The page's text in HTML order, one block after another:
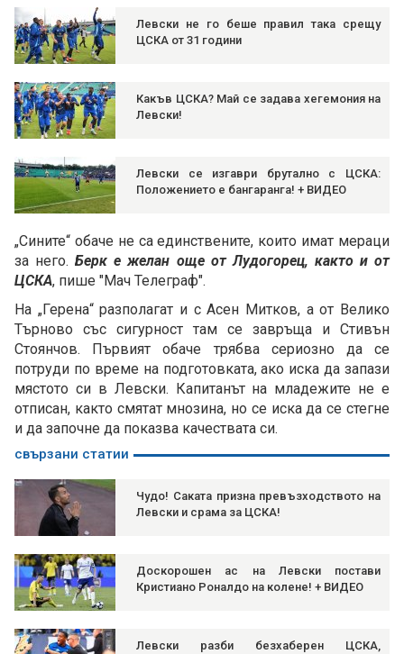
Левски не го беше правил така срещу
ЦСКА от 31 години
Какъв ЦСКА? Май се задава хегемония на
Левски!
Левски се изгаври брутално с ЦСКА:
Положението е бангаранга! + ВИДЕО
„Сините“ обаче не са единствените, които имат мераци
за него. Берк е желан още от Лудогорец, както и от
ЦСКА, пише "Мач Телеграф".
На „Герена“ разполагат и с Асен Митков, а от Велико
Търново със сигурност там се завръща и Стивън
Стоянчов. Първият обаче трябва сериозно да се
потруди по време на подготовката, ако иска да запази
мястото си в Левски. Капитанът на младежите не е
отписан, както смятат мнозина, но се иска да се стегне
и да започне да показва качествата си.
свързани статии
Чудо! Саката призна превъзходството на
Левски и срама за ЦСКА!
Доскорошен ас на Левски постави
Кристиано Роналдо на колене! + ВИДЕО
Левски разби безхаберен ЦСКА,